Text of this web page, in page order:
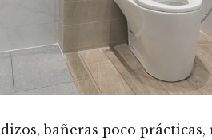
bañeras poco